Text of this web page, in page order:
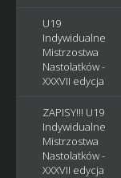
U19
Indywidualne
Mistrzostwa
Nastolatków -
XXXVII edycja
ZAPISY!!! U19
Indywidualne
Mistrzostwa
Nastolatków -
XXXVII edycja